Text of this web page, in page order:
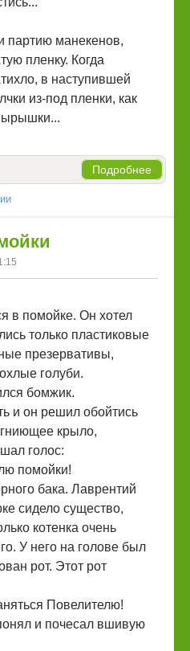
партию манекенов,
пленку. Когда
в наступившей
из-под пленки, как
Подробнее
в помойке. Он хотел
только пластиковые
презервативы,
голуби.
бомжик.
и он решил обойтись
крыло,
голос:
помойки!
бака. Лаврентий
сидело существо,
котенка очень
У него на голове был
рот. Этот рот
Повелителю!
и почесал вшивую